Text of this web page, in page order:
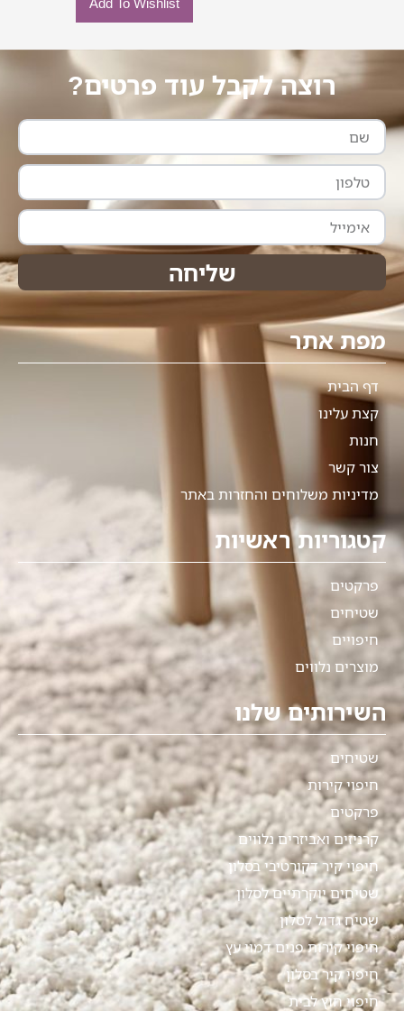
רוצה לקבל עוד פרטים?
שם
טלפון
אימייל
שליחה
מפת אתר
דף הבית
קצת עלינו
חנות
צור קשר
מדיניות משלוחים והחזרות באתר
קטגוריות ראשיות
פרקטים
שטיחים
חיפויים
מוצרים נלווים
השירותים שלנו
שטיחים
חיפוי קירות
פרקטים
קרניזים ואביזרים נלווים
חיפוי קיר דקורטיבי בסלון
שטיחים יוקרתיים לסלון
שטיח גדול לסלון
חיפוי קירות פנים דמוי עץ
חיפוי קיר בסלון
חיפוי חוץ לבית